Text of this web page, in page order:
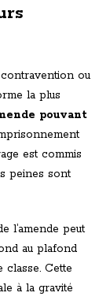
ou
la plus
pouvant
est commis
peines sont
l’amende peut
au plafond
classe. Cette
à la gravité